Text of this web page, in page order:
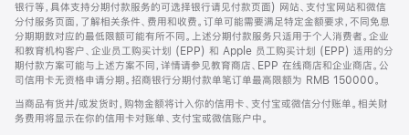
银行等，具体支持分期付款服务的可选择银行请见付款页面) 网站、支付宝网站和微信
分付服务页面，了解相关条件、费用和收费。订单可能需要满足特定金额要求，不同免息
分期期数对应的最低限额可能有所不同。上述分期付款服务只适用于个人消费者。企业
和教育机构客户、企业员工购买计划 (EPP) 和 Apple 员工购买计划 (EPP) 适用的分
期付款方案可能与上述方案不同，详情请参见教育商店、EPP 在线商店和企业商店。公
司信用卡无资格申请分期。招商银行分期付款单笔订单最高限额为 RMB 150000。
当商品有货并/或发货时，购物金额将计入你的信用卡、支付宝或微信分付账单。相关财
务费用将显示在你的信用卡对账单、支付宝或微信账户中。